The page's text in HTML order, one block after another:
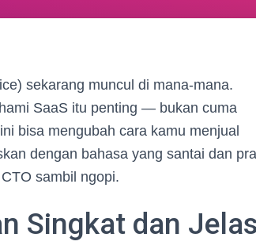
sekarang muncul di mana-mana.
SaaS itu penting — bukan cuma
bisa mengubah cara kamu menjual
dengan bahasa yang santai dan
sambil ngopi.
Singkat dan Jelas